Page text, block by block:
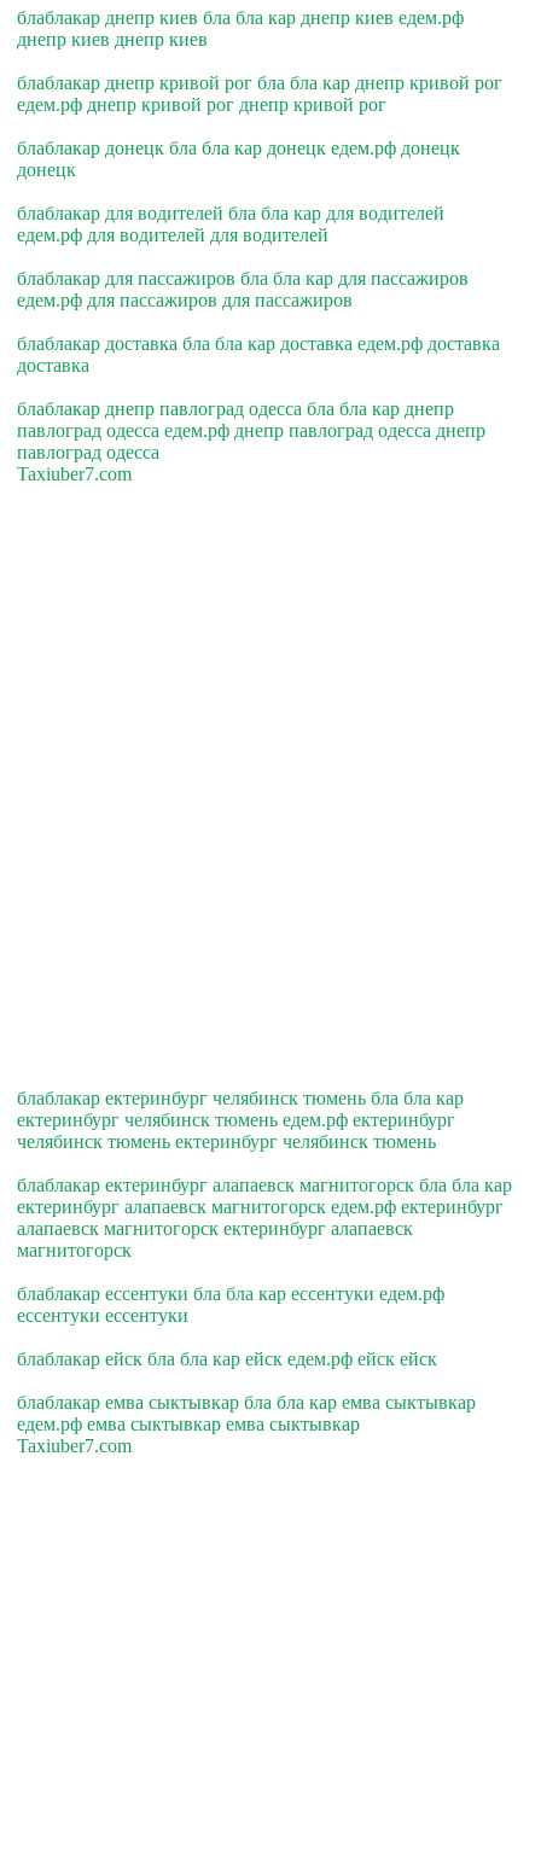
блаблакар днепр киев бла бла кар днепр киев едем.рф
днепр киев днепр киев
блаблакар днепр кривой рог бла бла кар днепр кривой рог
едем.рф днепр кривой рог днепр кривой рог
блаблакар донецк бла бла кар донецк едем.рф донецк
донецк
блаблакар для водителей бла бла кар для водителей
едем.рф для водителей для водителей
блаблакар для пассажиров бла бла кар для пассажиров
едем.рф для пассажиров для пассажиров
блаблакар доставка бла бла кар доставка едем.рф доставка
доставка
блаблакар днепр павлоград одесса бла бла кар днепр
павлоград одесса едем.рф днепр павлоград одесса днепр
павлоград одесса
Taxiuber7.com
блаблакар ектеринбург челябинск тюмень бла бла кар
ектеринбург челябинск тюмень едем.рф ектеринбург
челябинск тюмень ектеринбург челябинск тюмень
блаблакар ектеринбург алапаевск магнитогорск бла бла кар
ектеринбург алапаевск магнитогорск едем.рф ектеринбург
алапаевск магнитогорск ектеринбург алапаевск
магнитогорск
блаблакар ессентуки бла бла кар ессентуки едем.рф
ессентуки ессентуки
блаблакар ейск бла бла кар ейск едем.рф ейск ейск
блаблакар емва сыктывкар бла бла кар емва сыктывкар
едем.рф емва сыктывкар емва сыктывкар
Taxiuber7.com